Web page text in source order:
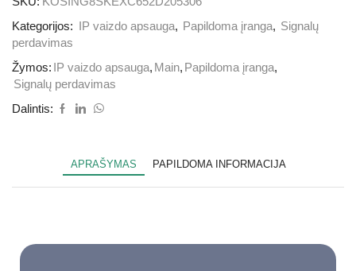
Kategorijos:
IP vaizdo apsauga, Papildoma įranga, Signalų
perdavimas
Žymos: IP vaizdo apsauga, Main, Papildoma įranga,
Signalų perdavimas
Dalintis:
APRAŠYMAS PAPILDOMA INFORMACIJA